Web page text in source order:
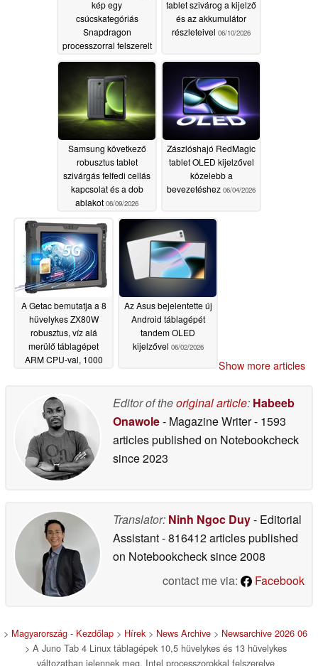
kép egy
csúcskategóriás
Snapdragon
processzorral felszerelt
06/12/2026
tablet szivárog a kijelző
és az akkumulátor
részleteivel 06/10/2026
Samsung következő
robusztus tablet
szivárgás felfedi cellás
kapcsolat és a dob
ablakot 06/09/2026
Zászlóshajó RedMagic
tablet OLED kijelzővel
közelebb a
bevezetéshez 06/04/2026
A Getac bemutatja a 8
hüvelykes ZX80W
robusztus, víz alá
merülő táblagépet
ARM CPU-val, 1000
Enterprise LTSC-vel
06/04/2026
Az Asus bejelentette új
Android táblagépét
tandem OLED
kijelzővel 06/02/2026
Show more articles
Editor of theoriginal article: Habeeb
Onawole- Magazine Writer- 1593
articles published on Notebookcheck
since 2023
Translator: Ninh Ngoc Duy- Editorial
Assistant- 816412 articles published
on Notebookchecksince 2008
contact me via:
Facebook
> Magyarország - Kezdőlap > Hírek > News Archive > Newsarchive 2026 06
> A Juno Tab 4 Linux táblagépek 10,5 hüvelykes és 13 hüvelykes
változatban jelennek meg, Intel processzorokkal felszerelve